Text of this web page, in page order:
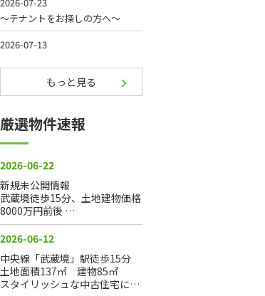
もっと見る
厳選物件速報